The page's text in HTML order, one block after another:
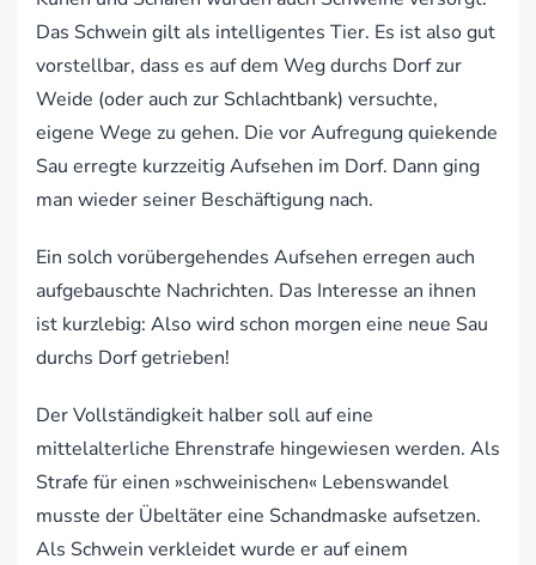
Das Schwein gilt als intelligentes Tier. Es ist also gut
vorstellbar, dass es auf dem Weg durchs Dorf zur
Weide (oder auch zur Schlachtbank) versuchte,
eigene Wege zu gehen. Die vor Aufregung quiekende
Sau erregte kurzzeitig Aufsehen im Dorf. Dann ging
man wieder seiner Beschäftigung nach.
Ein solch vorübergehendes Aufsehen erregen auch
aufgebauschte Nachrichten. Das Interesse an ihnen
ist kurzlebig: Also wird schon morgen eine neue Sau
durchs Dorf getrieben!
Der Vollständigkeit halber soll auf eine
mittelalterliche Ehrenstrafe hingewiesen werden. Als
Strafe für einen »schweinischen« Lebenswandel
musste der Übeltäter eine Schandmaske aufsetzen.
Als Schwein verkleidet wurde er auf einem